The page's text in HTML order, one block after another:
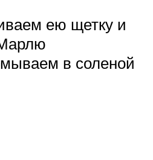
ею щетку и
в соленой